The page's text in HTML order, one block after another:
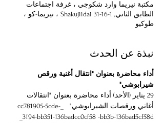
مكتبة نيريما وارد شكوجي ، غرفة اجتماعات
الطابق الثاني, 1-16-31 Shakujiidai ، نيريما-كو ،
طوكيو
نبذة عن الحدث
أداء محاضرة بعنوان "انتقال أغنية ورقص
شيرابوشي"
29 يناير (الأحد) أداء محاضرة بعنوان "انتقالات
أغاني ورقصات الشيرابوشي"   _cc781905-5cde-
3194-bb351-136badcc0cf58 -bb3b-136bad5cf58d_